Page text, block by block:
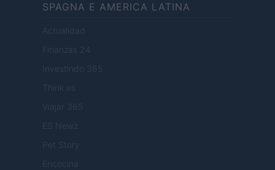
SPAGNA E AMERICA LATINA
Actualidad
Finanzas 24
Investindo 365
Think.es
Viajar 365
ES Newz
Pet Story
Encocina